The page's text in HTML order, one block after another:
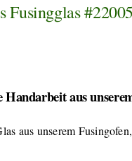
Fusingglas
Handarbeit aus
aus unserem